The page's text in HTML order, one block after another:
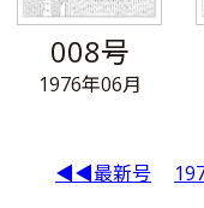
008号
1976年06月
◀◀最新号